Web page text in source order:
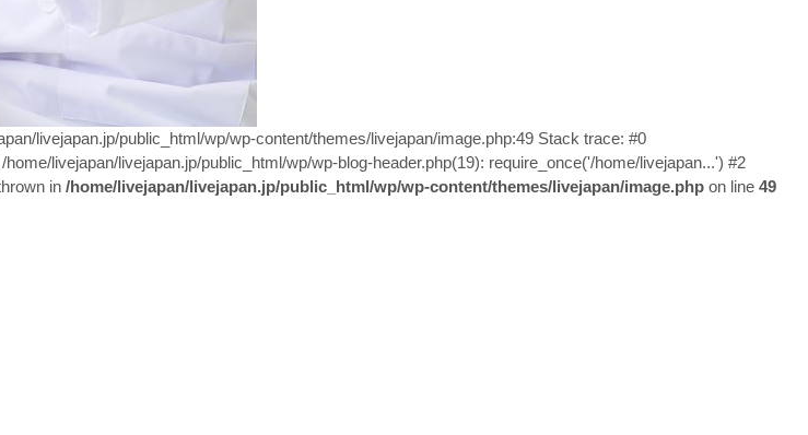
livejapan.jp/public_html/wp/wp-content/themes/livejapan/image.php:49 Stack trace: #0
livejapan/livejapan.jp/public_html/wp/wp-blog-header.php(19): require_once('/home/livejapan...') #2
in /home/livejapan/livejapan.jp/public_html/wp/wp-content/themes/livejapan/image.php on line 49